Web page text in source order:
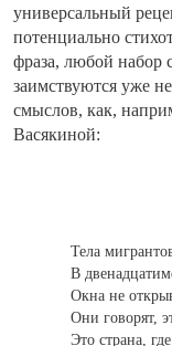
универсальный
потенциально
фраза, любой набор
заимствуются уже
смыслов, как,
Васякиной:
Тела
В
Окна не
Они говорят,
Это страна,